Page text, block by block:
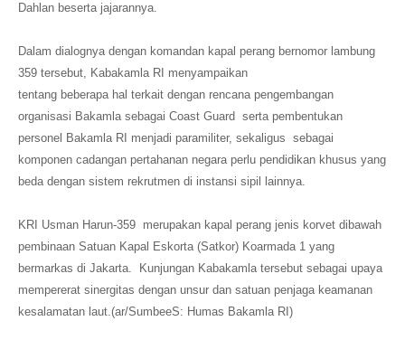
Dahlan beserta jajarannya.
Dalam dialognya dengan komandan kapal perang bernomor lambung
359 tersebut, Kabakamla RI menyampaikan
tentang beberapa hal terkait dengan rencana pengembangan
organisasi Bakamla sebagai Coast Guard serta pembentukan
personel Bakamla RI menjadi paramiliter, sekaligus sebagai
komponen cadangan pertahanan negara perlu pendidikan khusus yang
beda dengan sistem rekrutmen di instansi sipil lainnya.
KRI Usman Harun-359 merupakan kapal perang jenis korvet dibawah
pembinaan Satuan Kapal Eskorta (Satkor) Koarmada 1 yang
bermarkas di Jakarta. Kunjungan Kabakamla tersebut sebagai upaya
mempererat sinergitas dengan unsur dan satuan penjaga keamanan
kesalamatan laut.(ar/SumbeeS: Humas Bakamla RI)